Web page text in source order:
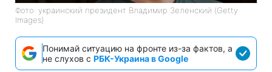
Фото: украинский президент Владимир Зеленский (Getty
Images)
Понимай ситуацию на фронте из-за фактов, а
не слухов с РБК-Украина в Google